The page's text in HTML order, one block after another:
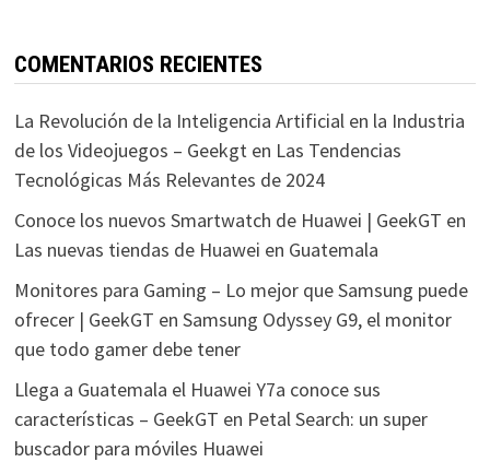
COMENTARIOS RECIENTES
La Revolución de la Inteligencia Artificial en la Industria
de los Videojuegos – Geekgt en Las Tendencias
Tecnológicas Más Relevantes de 2024
Conoce los nuevos Smartwatch de Huawei | GeekGT en
Las nuevas tiendas de Huawei en Guatemala
Monitores para Gaming – Lo mejor que Samsung puede
ofrecer | GeekGT en Samsung Odyssey G9, el monitor
que todo gamer debe tener
Llega a Guatemala el Huawei Y7a conoce sus
características – GeekGT en Petal Search: un super
buscador para móviles Huawei